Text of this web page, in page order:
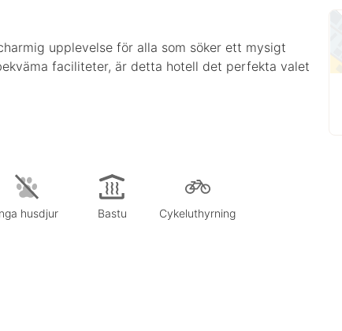
upplevelse för alla som söker ett mysigt
faciliteter, är detta hotell det perfekta valet
husdjur Bastu Cykeluthyrning